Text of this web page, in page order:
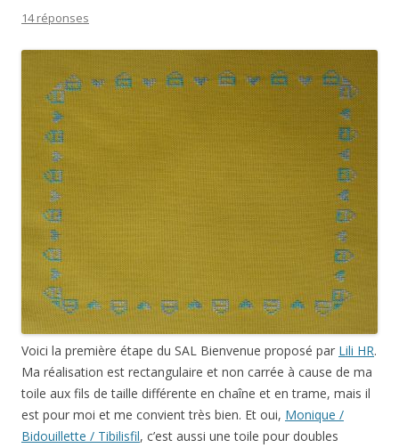
14 réponses
Voici la première étape du SAL Bienvenue proposé par Lili HR.
Ma réalisation est rectangulaire et non carrée à cause de ma
toile aux fils de taille différente en chaîne et en trame, mais il
est pour moi et me convient très bien. Et oui, Monique /
Bidouillette / Tibilisfil, c’est aussi une toile pour doubles